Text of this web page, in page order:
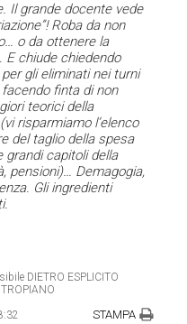
Il grande docente vede
Roba da non
o da ottenere la
E chiude chiedendo
per gli eliminati nei turni
facendo finta di non
teorici della
risparmiamo l’elenco
del taglio della spesa
grandi capitoli della
pensioni)… Demagogia,
Gli ingredienti
DIETRO ESPLICITO
STAMPA